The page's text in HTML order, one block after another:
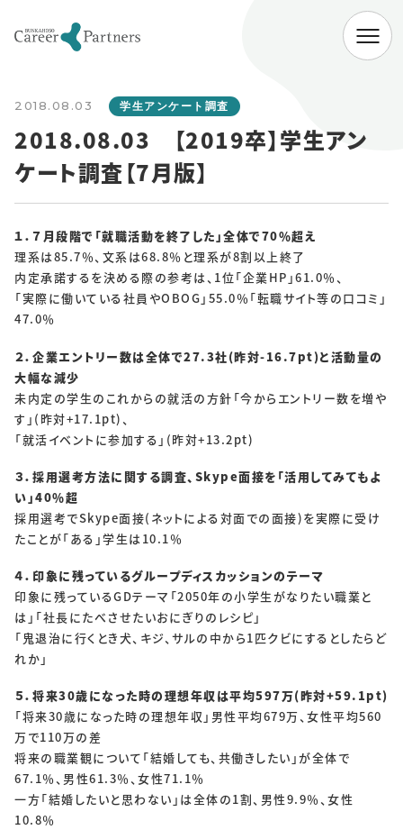
2018.08.03 学生アンケート調査
2018.08.03 【2019卒】学生アン
ケート調査【7月版】
１．７月段階で「就職活動を終了した」全体で70％超え
理系は85.7％、文系は68.8％と理系が8割以上終了
内定承諾するを決める際の参考は、1位「企業HP」61.0％、
「実際に働いている社員やOBOG」55.0％「転職サイト等の口コミ」
47.0％
２．企業エントリー数は全体で27.3社(昨対-16.7pt)と活動量の
大幅な減少
未内定の学生のこれからの就活の方針「今からエントリー数を増や
す」(昨対+17.1pt)、
「就活イベントに参加する」(昨対+13.2pt)
３．採用選考方法に関する調査、Skype面接を「活用してみてもよ
い」40％超
採用選考でSkype面接(ネットによる対面での面接)を実際に受け
たことが「ある」学生は10.1％
４．印象に残っているグループディスカッションのテーマ
印象に残っているGDテーマ「2050年の小学生がなりたい職業と
は」「社長にたべさせたいおにぎりのレシピ」
「鬼退治に行くとき犬、キジ、サルの中から1匹クビにするとしたらど
れか」
５．将来30歳になった時の理想年収は平均597万(昨対+59.1pt)
「将来30歳になった時の理想年収」男性平均679万、女性平均560
万で110万の差
将来の職業観について「結婚しても、共働きしたい」が全体で
67.1％、男性61.3％、女性71.1％
一方「結婚したいと思わない」は全体の1割、男性9.9％、女性
10.8％
会社情報
代表挨拶 経営理念 会社概要
SERVICE
企業向けサービス 病院向けサービス
大学向けサービス 就職情報研究所
NEWS
お知らせ一覧
SOLUTIONS
ソリューション
RECRUIT
採用情報
新卒採用 中途採用
個人情報保護方針 個人情報取り扱いについて